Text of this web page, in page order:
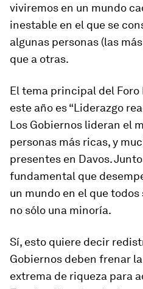
viviremos en un mundo
inestable en el que se
algunas personas (las
que a otras.
El tema principal del
este año es “Liderazgo
Los Gobiernos lideran el
personas más ricas, y
presentes en Davos.
fundamental que
un mundo en el que
no sólo una minoría.
Sí, esto quiere decir
Gobiernos deben frenar
extrema de riqueza para